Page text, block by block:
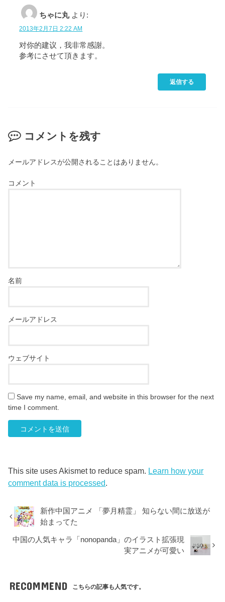
ちゃに丸 より:
2013年2月7日 2:22 AM
对你的建议，我非常感謝。
参考にさせて頂きます。
返信する
コメントを残す
メールアドレスが公開されることはありません。
コメント
名前
メールアドレス
ウェブサイト
Save my name, email, and website in this browser for the next
time I comment.
This site uses Akismet to reduce spam. Learn how your
comment data is processed.
新作中国アニメ 「夢月精霊」 知らない間に放送が
始まってた
中国の人気キャラ「nonopanda」のイラスト拡張現
実アニメが可愛い
RECOMMEND こちらの記事も人気です。